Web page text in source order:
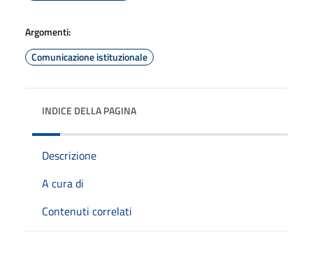
Argomenti:
Comunicazione istituzionale
INDICE DELLA PAGINA
Descrizione
A cura di
Contenuti correlati